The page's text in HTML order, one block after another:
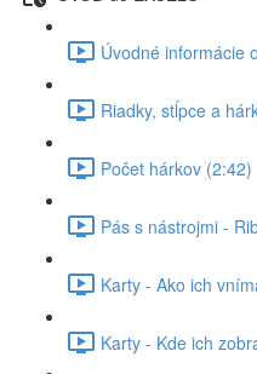
Úvodné informácie
Riadky, stĺpce a
Počet hárkov (2:42)
Pás s nástrojmi -
Karty - Ako ich
Karty - Kde ich